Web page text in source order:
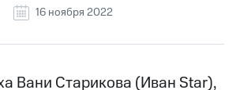
16 ноября 2022
Вани Старикова (Иван Star),